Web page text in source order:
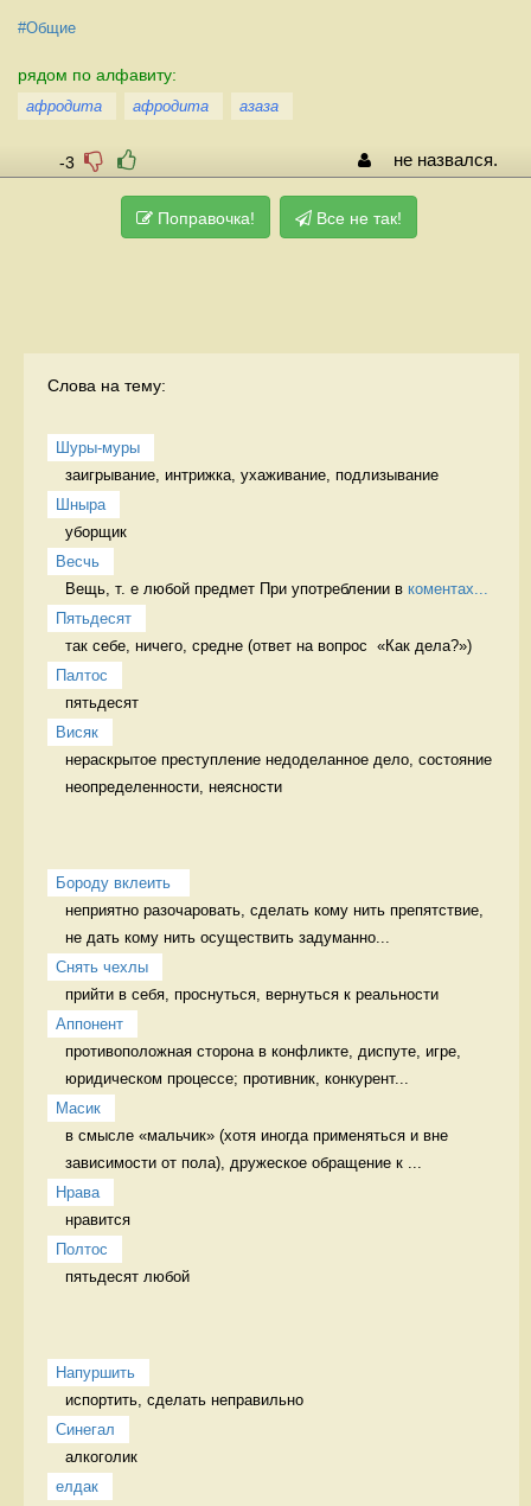
#Общие
рядом по алфавиту:
афродита афродита азаза
-3 не назвался.
Поправочка! Все не так!
Слова на тему:
Шуры-муры
заигрывание, интрижка, ухаживание, подлизывание
Шныра
уборщик
Весчь
Вещь, т. е любой предмет При употреблении в коментах...
Пятьдесят
так себе, ничего, средне (ответ на вопрос  «Как дела?»)
Палтос
пятьдесят
Висяк
нераскрытое преступление недоделанное дело, состояние
неопределенности, неясности
Бороду вклеить
неприятно разочаровать, сделать кому нить препятствие,
не дать кому нить осуществить задуманно...
Снять чехлы
прийти в себя, проснуться, вернуться к реальности
Аппонент
противоположная сторона в конфликте, диспуте, игре,
юридическом процессе; противник, конкурент...
Масик
в смысле «мальчик» (хотя иногда применяться и вне
зависимости от пола), дружеское обращение к ...
Нрава
нравится
Полтос
пятьдесят любой
Напуршить
испортить, сделать неправильно
Синегал
алкоголик
елдак